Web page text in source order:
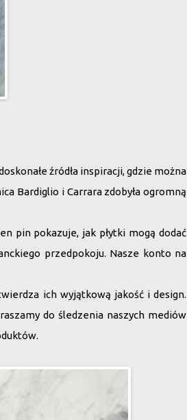
źródła inspiracji, gdzie można
Bardiglio i Carrarazdobyła ogromną
pinpokazuje, jak płytki mogą dodać
przedpokoju. Nasze konto na
ich wyjątkową jakość i design.
do śledzenia naszych mediów